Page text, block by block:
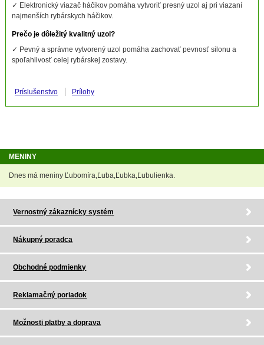
✓ Elektronický viazač háčikov pomáha vytvoriť presný uzol aj pri viazaní
najmenších rybárskych háčikov.
Prečo je dôležitý kvalitný uzol?
✓ Pevný a správne vytvorený uzol pomáha zachovať pevnosť silonu a
spoľahlivosť celej rybárskej zostavy.
Príslušenstvo Prílohy
MENINY
Dnes má meniny Ľubomíra,Ľuba,Ľubka,Ľubulienka.
Vernostný zákaznícky systém
Nákupný poradca
Obchodné podmienky
Reklamačný poriadok
Možnosti platby a doprava